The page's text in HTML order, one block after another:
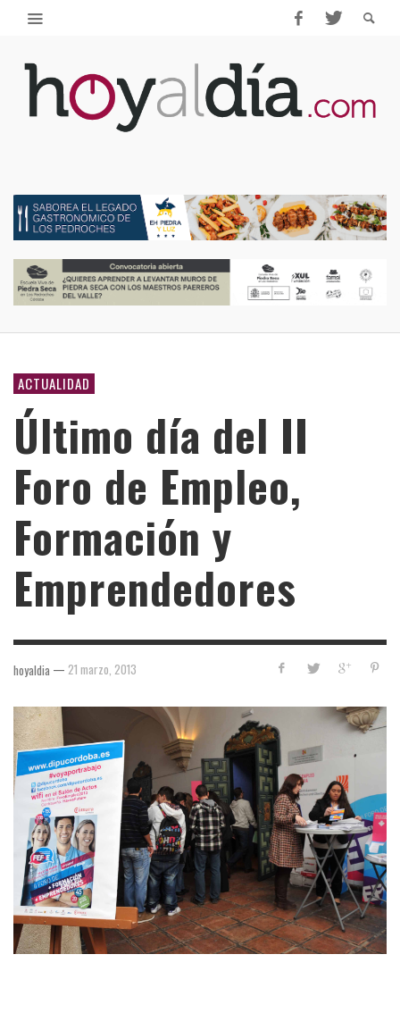
ACTUALIDAD
Último día del II
Foro de Empleo,
Formación y
Emprendedores
hoyaldia — 21 marzo, 2013